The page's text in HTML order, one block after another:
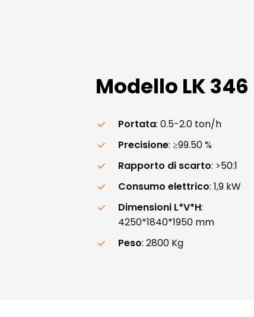
Modello LK346
Portata: 0.5-2.0 ton/h
Precisione: ≥99.50 %
Rapporto di scarto: >50:1
Consumo elettrico: 1,9 kW
Dimensioni L*V*H:
4250*1840*1950 mm
Peso: 2800 Kg